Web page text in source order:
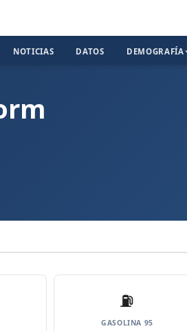
NOTICIAS DATOS DEMOGRAFÍA
⛽️
GASOLINA 95